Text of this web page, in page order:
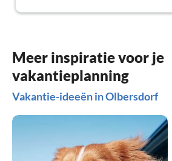
Dus al met al een absolute aanbeveling!
Meer inspiratie voor je
vakantieplanning
Vakantie-ideeën in Olbersdorf